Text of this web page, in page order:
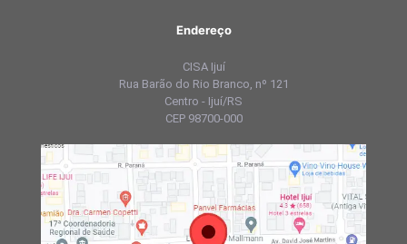
Endereço
CISA Ijuí
Rua Barão do Rio Branco, nº 121
Centro - Ijuí/RS
CEP 98700-000